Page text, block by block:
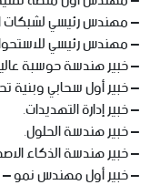
– مهندس رئيسي لشبكات
– مهندس رئيسي
– خبير هندسة حوسبة
– خبير أول سحابي وبنية
– خبير إدارة التهديدات.
– خبير هندسة الحلول.
– خبير هندسة الذكاء
– خبير أول مهندس نمو –